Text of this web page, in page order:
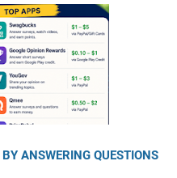
ANSWERING QUESTIONS